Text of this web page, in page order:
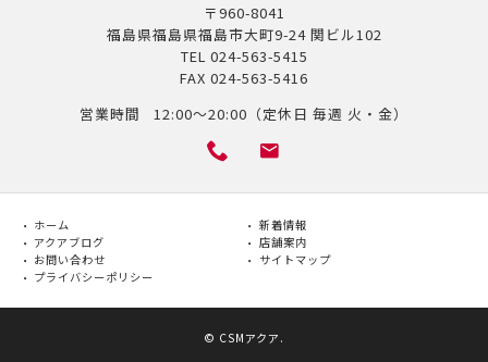
〒960-8041
福島県福島県福島市大町9-24 関ビル102
TEL 024-563-5415
FAX 024-563-5416
営業時間
12:00～20:00（定休日 毎週 火・金）
ホーム
新着情報
アクアブログ
店舗案内
お問い合わせ
サイトマップ
プライバシーポリシー
© CSMアクア .